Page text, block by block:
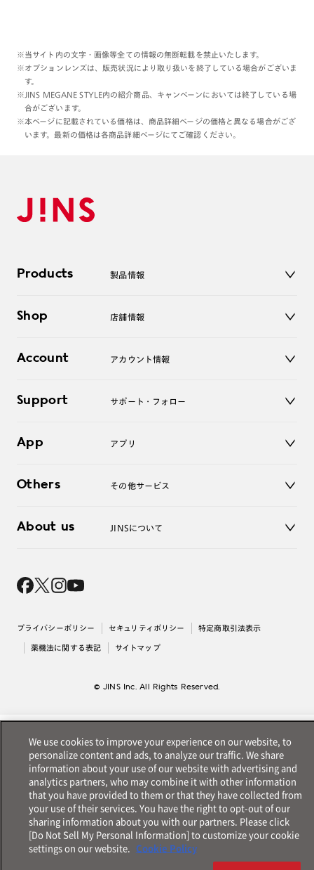
※当サイト内の文字・画像等全ての情報の無断転載を禁止いたします。
※オプションレンズは、販売状況により取り扱いを終了している場合がございま
す。
※JINS MEGANE STYLE内の紹介商品、キャンペーンにおいては終了している場
合がございます。
※本ページに記載されている価格は、商品詳細ページの価格と異なる場合がござ
います。最新の価格は各商品詳細ページにてご確認ください。
Products 製品情報
サングラス
コンタクトレンズ
アクセサリー
Shop 店舗情報
オンラインショップ
Account アカウント情報
ログアウト
Support サポート・フォロー
よくあるご質問
お問い合わせ
App アプリ
Others その他サービス
レンズ交換
About us JINSについて
採用情報
出店について
プライバシーポリシー セキュリティポリシー 特定商取引法表示
薬機法に関する表記 サイトマップ
© JINS Inc. All Rights Reserved.
We use cookies to improve your experience on our website, to
personalize content and ads, to analyze our traffic. We share
information about your use of our website with advertising and
analytics partners, who may combine it with other information
that you have provided to them or that they have collected from
your use of their services. You have the right to opt-out of our
sharing information about you with our partners. Please click
[Do Not Sell My Personal Information] to customize your cookie
settings on our website. Cookie Policy